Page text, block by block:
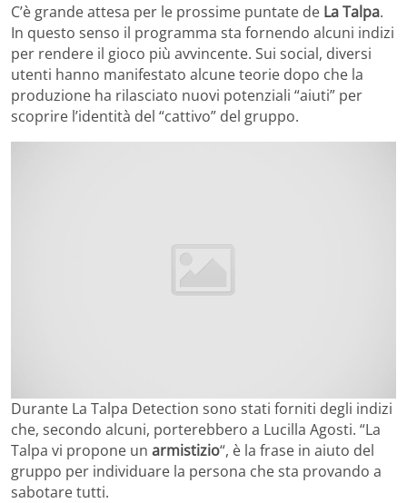
C’è grande attesa per le prossime puntate de La Talpa.
In questo senso il programma sta fornendo alcuni indizi
per rendere il gioco più avvincente. Sui social, diversi
utenti hanno manifestato alcune teorie dopo che la
produzione ha rilasciato nuovi potenziali “aiuti” per
scoprire l’identità del “cattivo” del gruppo.
Durante La Talpa Detection sono stati forniti degli indizi
che, secondo alcuni, porterebbero a Lucilla Agosti. “La
Talpa vi propone un armistizio“, è la frase in aiuto del
gruppo per individuare la persona che sta provando a
sabotare tutti.